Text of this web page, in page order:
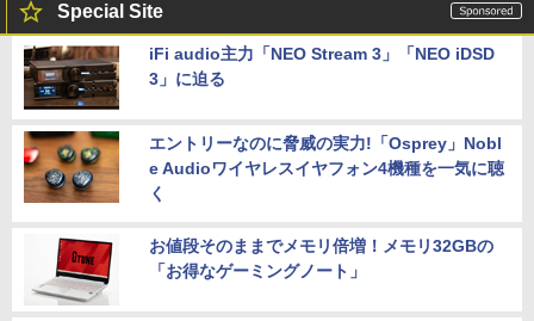
Special Site
iFi audio主力「NEO Stream 3」「NEO iDSD
3」に迫る
エントリーなのに脅威の実力!「Osprey」Nobl
e Audioワイヤレスイヤフォン4機種を一気に聴
く
お値段そのままでメモリ倍増！メモリ32GBの
「お得なゲーミングノート」